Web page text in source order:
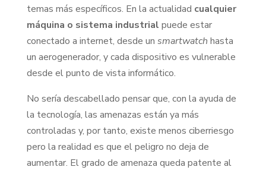
temas más específicos. En la actualidad cualquier
máquina o sistema industrial puede estar
conectado a internet, desde un smartwatch hasta
un aerogenerador, y cada dispositivo es vulnerable
desde el punto de vista informático.
No sería descabellado pensar que, con la ayuda de
la tecnología, las amenazas están ya más
controladas y, por tanto, existe menos ciberriesgo
pero la realidad es que el peligro no deja de
aumentar. El grado de amenaza queda patente al